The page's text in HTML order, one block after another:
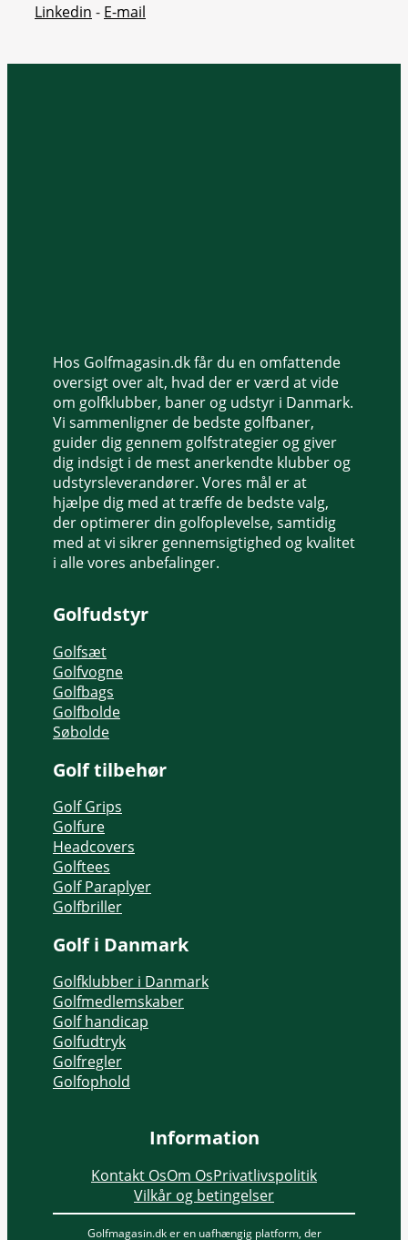
Linkedin - E-mail
Hos Golfmagasin.dk får du en omfattende
oversigt over alt, hvad der er værd at vide
om golfklubber, baner og udstyr i Danmark.
Vi sammenligner de bedste golfbaner,
guider dig gennem golfstrategier og giver
dig indsigt i de mest anerkendte klubber og
udstyrsleverandører. Vores mål er at
hjælpe dig med at træffe de bedste valg,
der optimerer din golfoplevelse, samtidig
med at vi sikrer gennemsigtighed og kvalitet
i alle vores anbefalinger.
Golfudstyr
Golfsæt
Golfvogne
Golfbags
Golfbolde
Søbolde
Golf tilbehør
Golf Grips
Golfure
Headcovers
Golftees
Golf Paraplyer
Golfbriller
Golf i Danmark
Golfklubber i Danmark
Golfmedlemskaber
Golf handicap
Golfudtryk
Golfregler
Golfophold
Information
Kontakt OsOm OsPrivatlivspolitik
Vilkår og betingelser
Golfmagasin.dk er en uafhængig platform, der